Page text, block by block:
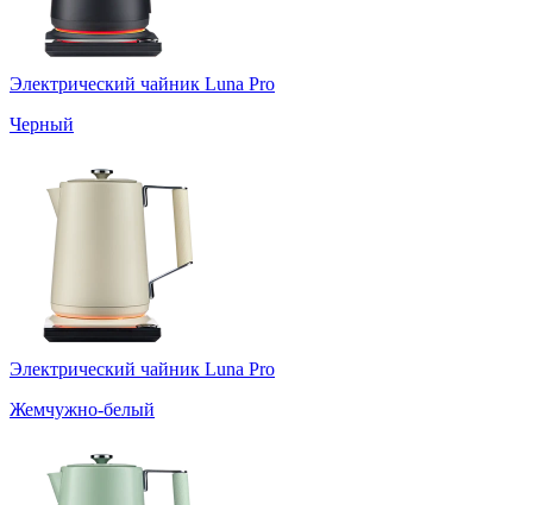
Электрический чайник Luna Pro
Черный
Электрический чайник Luna Pro
Жемчужно-белый